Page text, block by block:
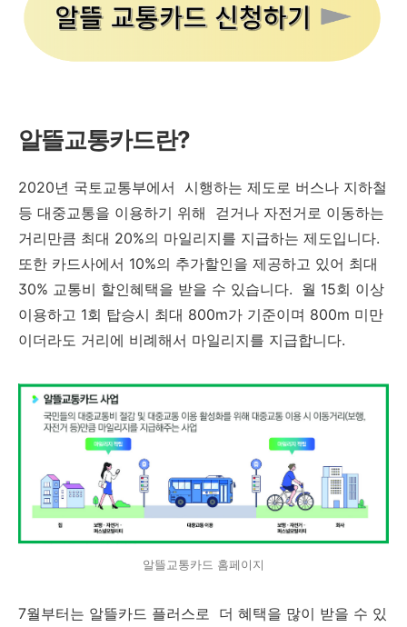
알뜰교통카드란?
2020년 국토교통부에서 시행하는 제도로 버스나 지하철
등 대중교통을 이용하기 위해 걷거나 자전거로 이동하는
거리만큼 최대 20%의 마일리지를 지급하는 제도입니다.
또한 카드사에서 10%의 추가할인을 제공하고 있어 최대
30% 교통비 할인혜택을 받을 수 있습니다. 월 15회 이상
이용하고 1회 탑승시 최대 800m가 기준이며 800m 미만
이더라도 거리에 비례해서 마일리지를 지급합니다.
알뜰교통카드 홈페이지
7월부터는 알뜰카드 플러스로 더 혜택을 많이 받을 수 있